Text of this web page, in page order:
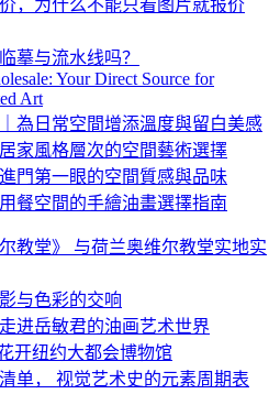
，为什么不能只看图片就报价
摹与流水线吗？
Your Direct Source for
Art
為日常空間增添溫度與留白美感
家風格層次的空間藝術選擇
門第一眼的空間質感與品味
餐空間的手繪油畫選擇指南
教堂》 与荷兰奥维尔教堂实地实
与色彩的交响
进岳敏君的油画艺术世界
开纽约大都会博物馆
单， 视觉艺术史的元素周期表